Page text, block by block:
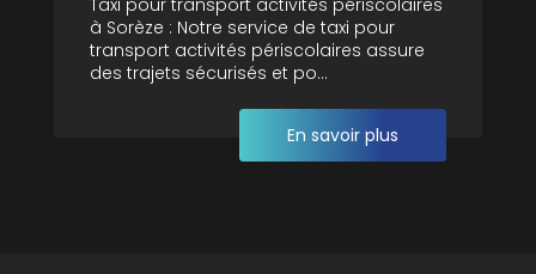
à Sorèze : Notre service de taxi pour
transport activités périscolaires assure
des trajets sécurisés et po...
En savoir plus